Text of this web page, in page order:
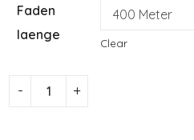
Faden
laenge
Clear